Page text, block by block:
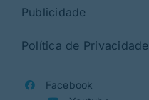
Publicidade
Política de Privacidade
Facebook